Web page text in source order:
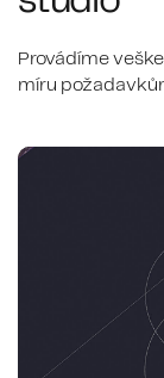
Provádíme
míru